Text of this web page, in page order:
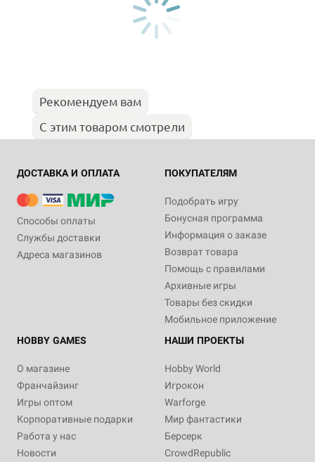
Рекомендуем вам
С этим товаром смотрели
ДОСТАВКА И ОПЛАТА
Способы оплаты
Службы доставки
Адреса магазинов
ПОКУПАТЕЛЯМ
Подобрать игру
Бонусная программа
Информация о заказе
Возврат товара
Помощь с правилами
Архивные игры
Товары без скидки
Мобильное приложение
HOBBY GAMES
О магазине
Франчайзинг
Игры оптом
Корпоративные подарки
Работа у нас
Новости
НАШИ ПРОЕКТЫ
Hobby World
Игрокон
Warforge
Мир фантастики
Берсерк
CrowdRepublic